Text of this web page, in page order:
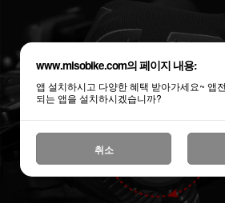
www.misobike.com의 페이지 내용:
앱 설치하시고 다양한 혜택 받아가세요~ 앱
되는 앱을 설치하시겠습니까?
취소